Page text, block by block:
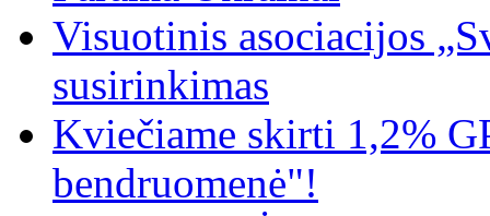
Visuotinis asociacijos
susirinkimas
Kviečiame skirti 1,2%
bendruomenė"!